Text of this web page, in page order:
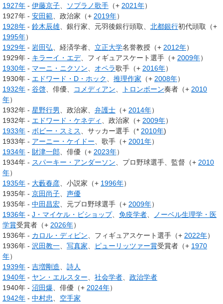
1927年 - 伊藤京子 ソプラノ歌手 （+ 2021年）
1927年 - 安田範 、政治家（+ 2019年）
1928年 - 鈴木辰雄 、銀行家、元羽後銀行頭取、 北都銀行初代頭取（+
1995年）
1929年 - 岩田弘 、経済学者、 立正大学名誉教授（+ 2012年）
1929年 - キラーイ・エデ、フィギュアスケート選手（+ 2009年）
1930年 - マーニ・ニクソン オペラ歌手（+ 2016年）
1930年 - エドワード・D・ホック 推理作家 （+ 2008年）
1932年 - 谷啓 、俳優、 コメディアン トロンボーン奏者（+ 2010
年）
1932年 - 星野行男 、政治家、 弁護士 （+ 2014年）
1932年 - エドワード・ケネディ 、政治家（+ 2009年）
1933年 - ボビー・スミス 、サッカー選手（* 2010年)
1933年 - アーニー・ケイドー 、歌手（+ 2001年）
1934年 - 財津一郎 、俳優（+ 2023年）
1934年 - スパーキー・アンダーソン 、プロ野球選手、監督（+ 2010
年）
1935年 - 大藪春彦 、小説家（+ 1996年）
1935年 - 京田尚子
声優
1935年 - 中田昌宏 、元プロ野球選手（+ 2009年）
1936年 - J・マイケル・ビショップ、 免疫学者
ノーベル生理学・医
学賞受賞者（+ 2026年）
1936年 - カロル・ディビン 、フィギュアスケート選手（+ 2022年）
1936年 - 沢田教一 写真家 ピューリッツァー賞受賞者（+ 1970
年）
1939年 - 吉増剛造
詩人
1940年 - ヤン・エルスター 社会学者
政治学者
1940年 - 沼田爆 、俳優（+ 2024年）
1942年 - 中村忠
空手家